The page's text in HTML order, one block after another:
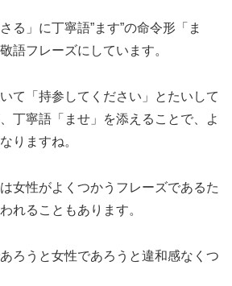
る」に丁寧語”ます”の命令形「ま
語フレーズにしています。
て「持参してください」とたいして
丁寧語「ませ」を添えることで、よ
りますね。
女性がよくつかうフレーズであるた
れることもあります。
ろうと女性であろうと違和感なくつ